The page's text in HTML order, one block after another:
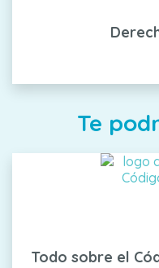
Te
Todo sobre el